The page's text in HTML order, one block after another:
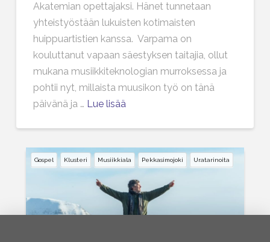
Akatemian opettajaksi. Hänet tunnetaan
yhteistyöstään lukuisten kotimaisten
huippuartistien kanssa. Varpama on
kouluttanut vapaan säestyksen taitajia, ollut
mukana musiikkiteknologian murroksessa ja
pohtii nyt, millaista muusikon työ on tänä
päivänä ja … Lue lisää
Gospel Klusteri Musiikkiala Pekkasimojoki Uratarinoita
3